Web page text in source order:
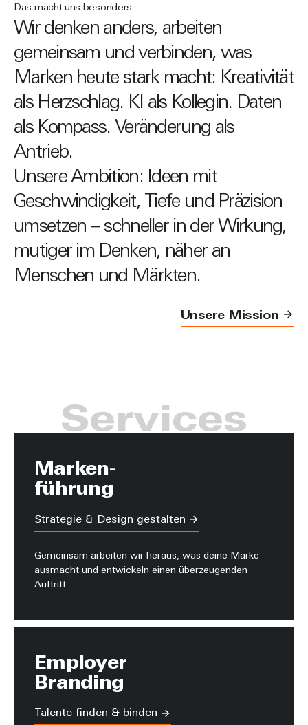
Das macht uns besonders
Wir denken anders, arbeiten
gemeinsam und verbinden, was
Marken heute stark macht: Kreativität
als Herzschlag. KI als Kollegin. Daten
als Kompass. Veränderung als
Antrieb.
Unsere Ambition: Ideen mit
Geschwindigkeit, Tiefe und Präzision
umsetzen – schneller in der Wirkung,
mutiger im Denken, näher an
Menschen und Märkten.
Unsere Mission
Services
Marken-
führung
Strategie & Design gestalten
Gemeinsam arbeiten wir heraus, was deine Marke
ausmacht und entwickeln einen überzeugenden
Auftritt.
Employer
Branding
Talente finden & binden